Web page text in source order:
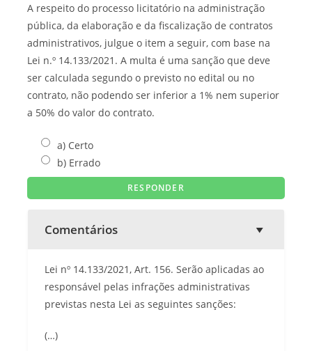
A respeito do processo licitatório na administração
pública, da elaboração e da fiscalização de contratos
administrativos, julgue o item a seguir, com base na
Lei n.º 14.133/2021. A multa é uma sanção que deve
ser calculada segundo o previsto no edital ou no
contrato, não podendo ser inferior a 1% nem superior
a 50% do valor do contrato.
a) Certo
b) Errado
Comentários
Lei nº 14.133/2021, Art. 156. Serão aplicadas ao
responsável pelas infrações administrativas
previstas nesta Lei as seguintes sanções:
(…)